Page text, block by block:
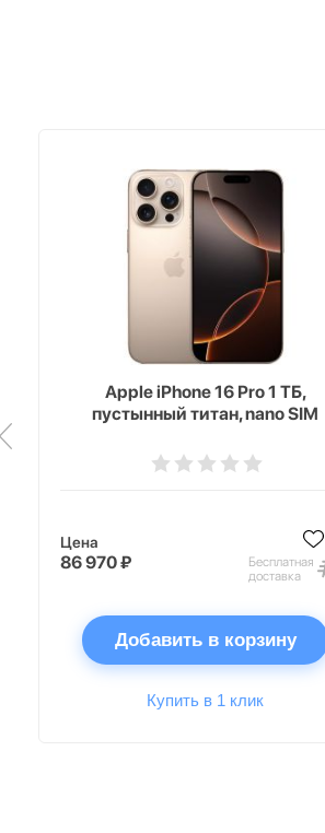
Apple iPhone 16 Pro 1 ТБ,
пустынный титан, nano SIM
Цена
86 970 ₽
Бесплатная
доставка
Добавить в корзину
Купить в 1 клик